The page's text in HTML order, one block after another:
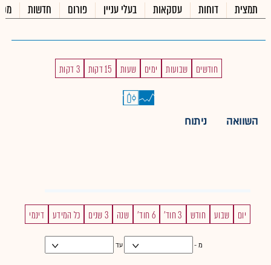
תמצית דוחות עסקאות בעלי עניין פורום חדשות
חודשים שבועות ימים שעות 15 דקות 3 דקות
השוואה ניתוח
יום שבוע חודש 3 חוד' 6 חוד' שנה 3 שנים כל המידע דינמי
מ - עד